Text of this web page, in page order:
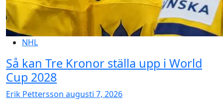
NHL
Så kan Tre Kronor ställa upp i World
Cup 2028
Erik Pettersson augusti 7, 2026